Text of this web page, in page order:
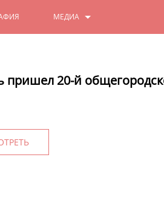
МЕДИА
ВИДЕО
пришел 20-й